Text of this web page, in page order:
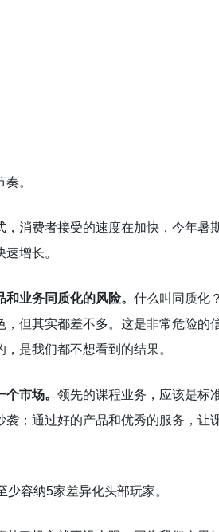
。
消费者接受的速度在加快，今年暑
增长。
业务同质化的风险。 什么叫同质化？
但其实都差不多。这是非常危险的
是我们都不想看到的结果。
市场。 领先的课程业务，应该是标
；通过好的产品和优秀的服务，让
容纳5家差异化头部玩家。